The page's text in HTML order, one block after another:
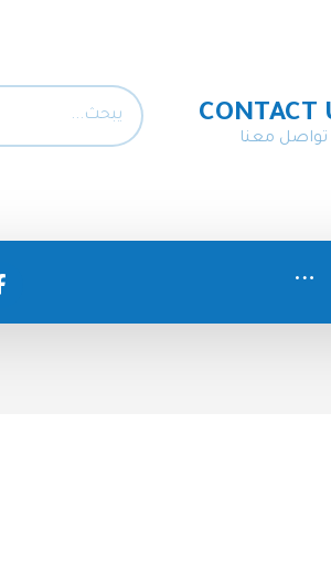
CONTACT
تواصل معنا